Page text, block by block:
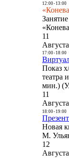
12:00- 13:00
11
Августа
17:00- 18:00
Показ
театра
мин.)
11
Августа
18:00- 19:00
Новая
М.
12
Августа